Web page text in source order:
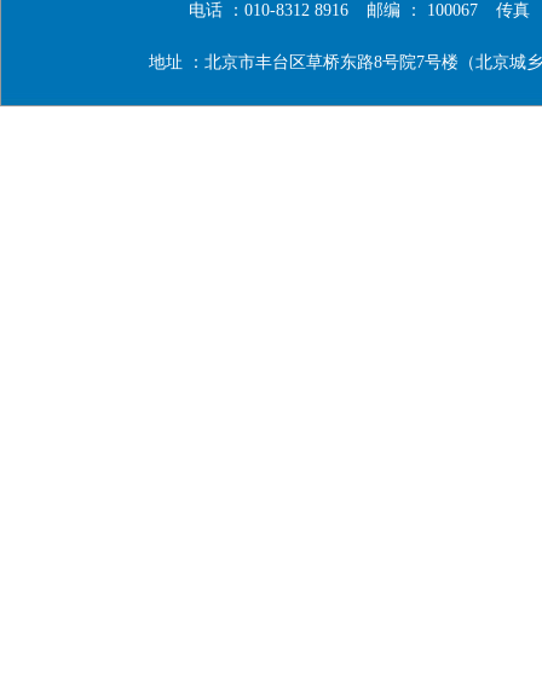
电话 ：010-8312 8916 邮编 ： 100067 传真
地址 ：北京市丰台区草桥东路8号院7号楼（北京城